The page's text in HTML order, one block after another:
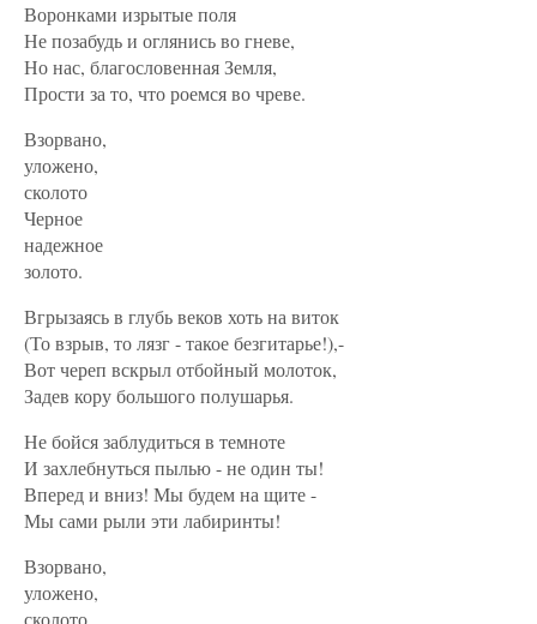
Воронками изрытые поля
Не позабудь и оглянись во гневе,
Но нас, благословенная Земля,
Прости за то, что роемся во чреве.
Взорвано,
уложено,
сколото
Черное
надежное
золото.
Вгрызаясь в глубь веков хоть на виток
(То взрыв, то лязг - такое безгитарье!),-
Вот череп вскрыл отбойный молоток,
Задев кору большого полушарья.
Не бойся заблудиться в темноте
И захлебнуться пылью - не один ты!
Вперед и вниз! Мы будем на щите -
Мы сами рыли эти лабиринты!
Взорвано,
уложено,
сколото